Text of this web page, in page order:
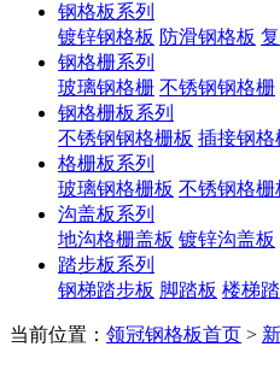
钢格板系列
镀锌钢格板 防滑钢格板
钢格栅系列
玻璃钢格栅 不锈钢钢格栅
钢格栅板系列
不锈钢钢格栅板 插接钢格
格栅板系列
玻璃钢格栅板 不锈钢格栅
沟盖板系列
地沟格栅盖板 镀锌沟盖板
踏步板系列
钢梯踏步板 脚踏板 楼梯
当前位置： 领冠钢格板首页 >